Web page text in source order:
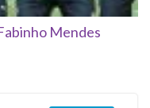
Mendes